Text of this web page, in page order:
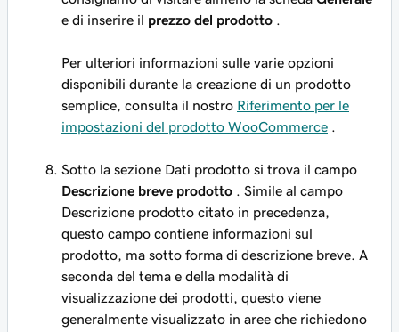
e di inserire il prezzo del prodotto
Per ulteriori informazioni sulle varie opzioni
disponibili durante la creazione di un prodotto
semplice, consulta il nostro Riferimento per le
impostazioni del prodotto WooCommerce
Sotto la sezione Dati prodotto si trova il campo
Descrizione breve prodotto . Simile al campo
Descrizione prodotto citato in precedenza,
questo campo contiene informazioni sul
prodotto, ma sotto forma di descrizione breve. A
seconda del tema e della modalità di
visualizzazione dei prodotti, questo viene
generalmente visualizzato in aree che richiedono